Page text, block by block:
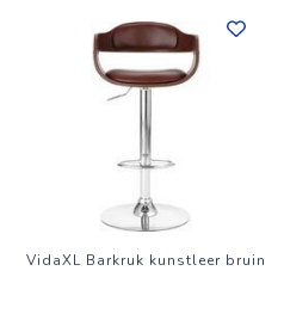
VidaXL Barkruk kunstleer bruin